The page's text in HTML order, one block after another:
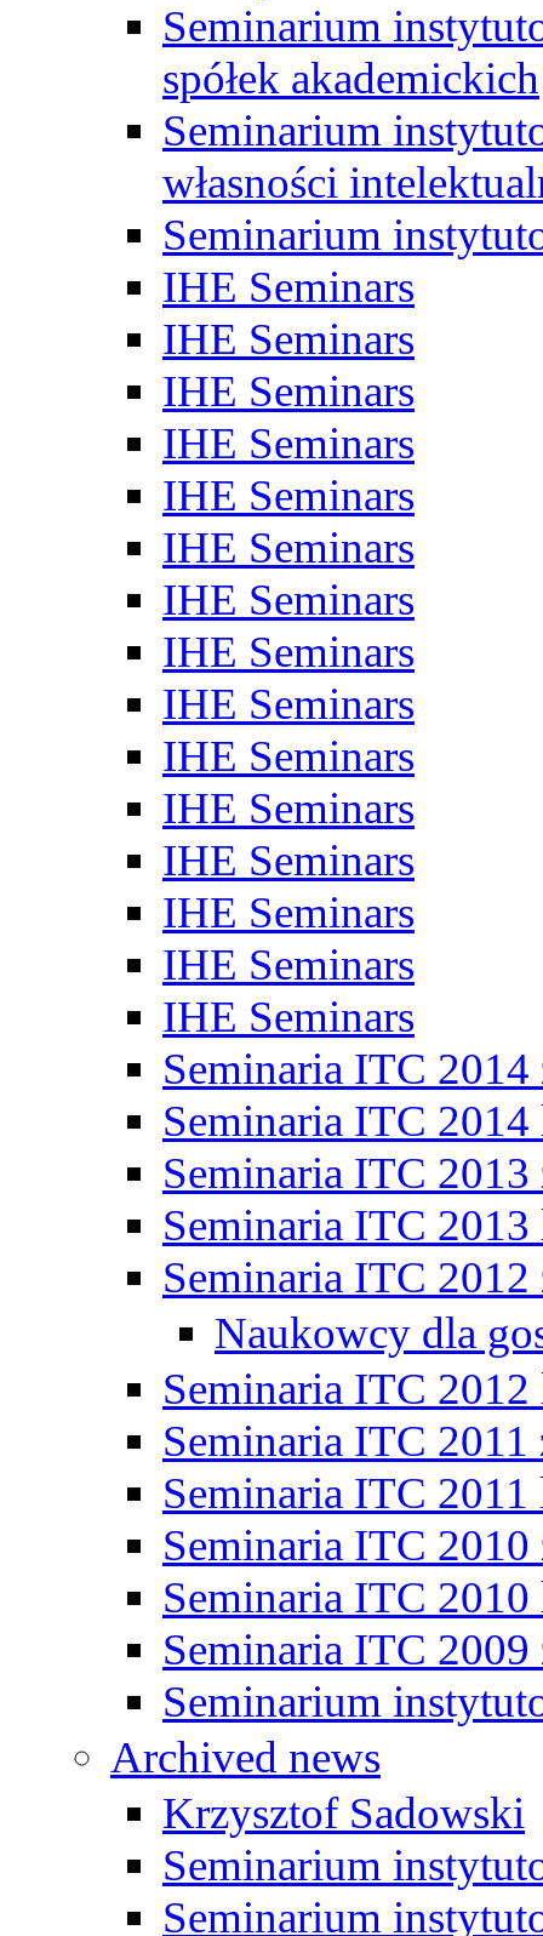
Seminarium
spółek akademickich
Seminarium
własności
Seminarium
IHE Seminars
IHE Seminars
IHE Seminars
IHE Seminars
IHE Seminars
IHE Seminars
IHE Seminars
IHE Seminars
IHE Seminars
IHE Seminars
IHE Seminars
IHE Seminars
IHE Seminars
IHE Seminars
IHE Seminars
Seminaria ITC 2014
Seminaria ITC 2014
Seminaria ITC 2013
Seminaria ITC 2013
Seminaria ITC 2012
Naukowcy dla
Seminaria ITC 2012
Seminaria ITC 2011
Seminaria ITC 2011
Seminaria ITC 2010
Seminaria ITC 2010
Seminaria ITC 2009
Seminarium
Archived news
Krzysztof Sadowski
Seminarium
Seminarium